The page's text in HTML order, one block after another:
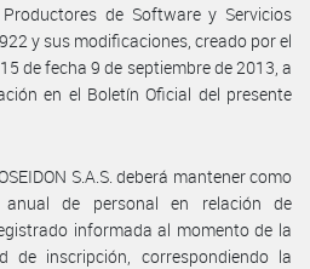
de Software y Servicios
y sus modificaciones, creado por el
de fecha 9 de septiembre de 2013, a
en el Boletín Oficial del presente
S.A.S. deberá mantener como
de personal en relación de
informada al momento de la
de inscripción, correspondiendo la